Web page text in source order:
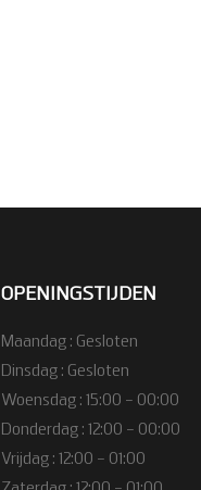
OPENINGSTIJDEN
Maandag : Gesloten
Dinsdag : Gesloten
Woensdag : 15:00 – 00:00
Donderdag : 12:00 – 00:00
Vrijdag : 12:00 – 01:00